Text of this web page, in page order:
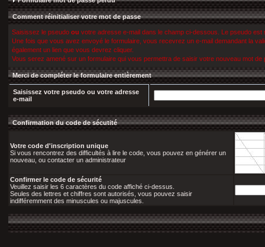
Comment réinitialiser votre mot de passe
Saisissez le pseudo ou votre adresse e-mail dans le champ ci-dessous. Le pseudo est
Une fois que vous avez envoyé le formulaire, vous recevrez un e-mail demandant la
également un lien que vous devrez cliquer.
Vous serez amené sur un formulaire qui vous permettra de saisir votre nouveau mot
Merci de compléter le formulaire entièrement
Saisissez votre pseudo ou votre adresse
e-mail
Confirmation du code de sécutité
Votre code d'inscription unique
Si vous rencontrez des difficultés à lire le code, vous pouvez en générer un
nouveau, ou contacter un administrateur
Confirmer le code de sécurité
Veuillez saisir les 6 caractères du code affiché ci-dessus.
Seules des lettres et chiffres sont autorisés, vous pouvez saisir
indifféremment des minuscules ou majuscules.